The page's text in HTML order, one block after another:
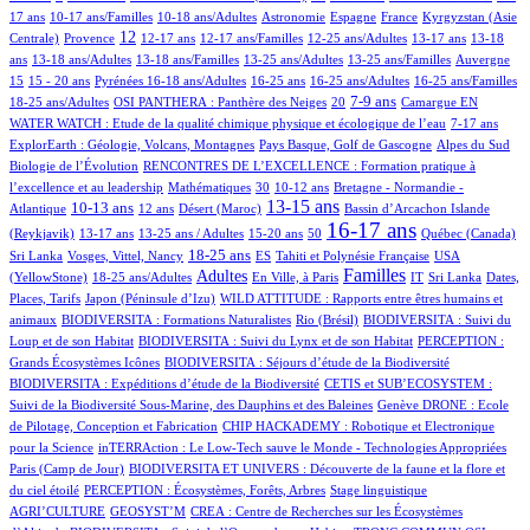
17 ans
10/95010-17 ans/Familles
5/950 10-18 ans/Adultes
53/950 Astronomie
50/950 Espagne
9/950 France
96/950
Kyrgyzstan (Asie
Centrale)
191/950Provence
389/950 12
19/950 12-17 ans
2/950 12-17 ans/Familles
1/950 12-25 ans/Adultes
99/950 13-17 ans
11/950
13-18
ans
73/95013-18 ans/Adultes
7/950 13-18 ans/Familles
1/950 13-25 ans/Adultes
8/950 13-25 ans/Familles
3/950 Auvergne
190/950
15
24/950
15 - 20 ans
45/950 Pyrénées
110/950 16-18 ans/Adultes
7/950 16-25 ans
3/950 16-25 ans/Adultes
2/950 16-25 ans/Familles
18/950
18-25 ans/Adultes
101/950 OSI PANTHERA : Panthère des Neiges
57/950 20
257/950 7-9 ans
2/950 Camargue
169/950 EN
12/950
WATER WATCH : Etude de la qualité chimique physique et écologique de l’eau
14/950 7-17 ans
52/950
ExplorEarth : Géologie, Volcans, Montagnes
24/950 Pays Basque, Golf de Gascogne
12/950 Alpes du Sud
4/950
Biologie de l’Évolution
92/950
RENCONTRES DE L’EXCELLENCE : Formation pratique à
l’excellence et au leadership
2/950 Mathématiques
7/950 30
91/950 10-12 ans
89/950
Bretagne - Normandie -
Atlantique
240/950 10-13 ans
55/950 12 ans
7/950 Désert (Maroc)
504/950 13-15 ans
1/950 Bassin d’Arcachon
17/950
Islande
(Reykjavik)
30/950 13-17 ans
17/950 13-25 ans / Adultes
9/950 15-20 ans
2/950 50
662/950 16-17 ans
25/950 Québec (Canada)
2/950
Sri Lanka
9/950 Vosges, Vittel, Nancy
280/950 18-25 ans
52/950 ES
40/950 Tahiti et Polynésie Française
12/950
USA
(YellowStone)
179/950 18-25 ans/Adultes
400/950 Adultes
1/950 En Ville, à Paris
493/950 Familles
6/950 IT
2/950 Sri Lanka
6/950
Dates,
Places, Tarifs
4/950 Japon (Péninsule d’Izu)
11/950
WILD ATTITUDE : Rapports entre êtres humains et
animaux
33/950 BIODIVERSITA : Formations Naturalistes
3/950 Rio (Brésil)
9/950
BIODIVERSITA : Suivi du
Loup et de son Habitat
20/950 BIODIVERSITA : Suivi du Lynx et de son Habitat
1/950
PERCEPTION :
Grands Écosystèmes Icônes
12/950 BIODIVERSITA : Séjours d’étude de la Biodiversité
9/950
BIODIVERSITA : Expéditions d’étude de la Biodiversité
95/950
CETIS et SUB’ECOSYSTEM :
Suivi de la Biodiversité Sous-Marine, des Dauphins et des Baleines
18/950 Genève
13/950
DRONE : Ecole
de Pilotage, Conception et Fabrication
11/950
CHIP HACKADEMY : Robotique et Electronique
pour la Science
4/950 inTERRAction : Le Low-Tech sauve le Monde - Technologies Appropriées
6/950
Paris (Camp de Jour)
2/950
BIODIVERSITA ET UNIVERS : Découverte de la faune et la flore et
du ciel étoilé
35/950 PERCEPTION : Écosystèmes, Forêts, Arbres
2/950 Stage linguistique
1/950
AGRI’CULTURE
3/950 GEOSYST’M
1/950
CREA : Centre de Recherches sur les Écosystèmes